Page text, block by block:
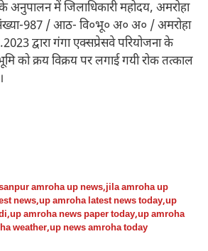
में जिलाधिकारी महोदय, अमरोहा
संख्या-987 / आठ- वि०भू० अ० अ० / अमरोहा
द्वारा गंगा एक्सप्रेसवे परियोजना के
को क्रय विक्रय पर लगाई गयी रोक तत्काल
amroha up news,jila amroha up
news,up amroha latest news today,up
,up amroha news paper today,up amroha
weather,up news amroha today